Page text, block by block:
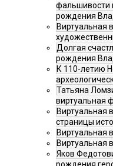
фальшивости
рождения
Виртуальная
Долгая
рождения
К 110-летию
Татьяна
виртуальная
Виртуальная
страницы
Виртуальная
Виртуальная
Яков